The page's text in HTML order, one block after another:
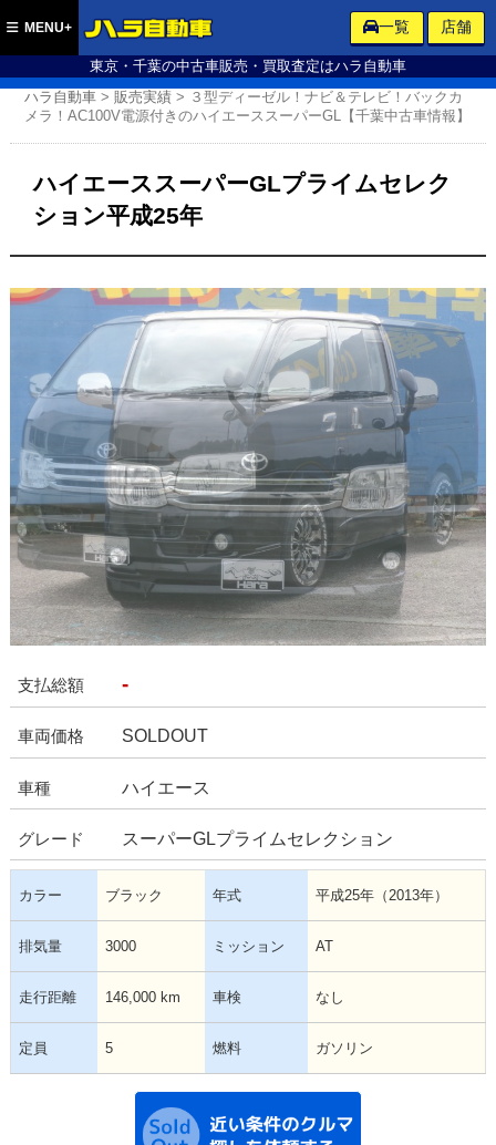
東京・千葉の中古車販売・買取査定はハラ自動車
MENU+ 一覧 店舗
ハラ自動車 >販売実績 > ３型ディーゼル！ナビ＆テレビ！バックカ
メラ！AC100V電源付きのハイエーススーパーGL【千葉中古車情報】
ハイエーススーパーGLプライムセレク
ション平成25年
支払総額 -
車両価格 SOLDOUT
車種 ハイエース
グレード スーパーGLプライムセレクション
カラー ブラック 年式 平成25年（2013年）
排気量 3000 ミッション AT
走行距離 146,000 km 車検 なし
定員 5 燃料 ガソリン